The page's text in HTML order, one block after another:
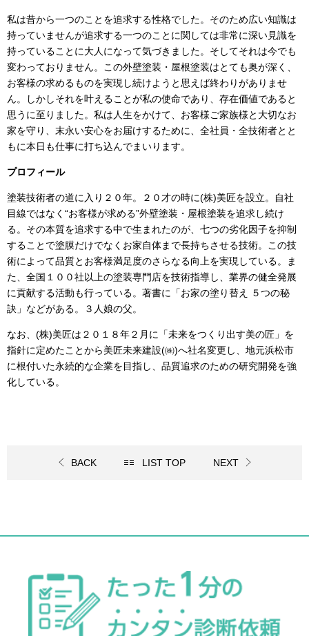
私は昔から一つのことを追求する性格でした。そのため広い知識は
持っていませんが追求する一つのことに関しては非常に深い見識を
持っていることに大人になって気づきました。そしてそれは今でも
変わっておりません。この外壁塗装・屋根塗装はとても奥が深く、
お客様の求めるものを実現し続けようと思えば終わりがありませ
ん。しかしそれを叶えることが私の使命であり、存在価値であると
思うに至りました。私は人生をかけて、お客様ご家族様と大切なお
家を守り、末永い安心をお届けするために、全社員・全技術者とと
もに本日も仕事に打ち込んでまいります。
プロフィール
塗装技術者の道に入り２０年。２０才の時に(株)美匠を設立。自社
目線ではなく“お客様が求める”外壁塗装・屋根塗装を追求し続け
る。その本質を追求する中で生まれたのが、七つの劣化因子を抑制
することで塗膜だけでなくお家自体まで長持ちさせる技術。この技
術によって品質とお客様満足度のさらなる向上を実現している。ま
た、全国１００社以上の塗装専門店を技術指導し、業界の健全発展
に貢献する活動も行っている。著書に「お家の塗り替え ５つの秘
訣」などがある。３人娘の父。
なお、 (株)美匠は２０１８年２月に「未来をつくり出す美の匠」を
指針に定めたことから美匠未来建設(㈱)へ社名変更し、地元浜松市
に根付いた永続的な企業を目指し、品質追求のための研究開発を強
化している。
BACK LIST TOP NEXT